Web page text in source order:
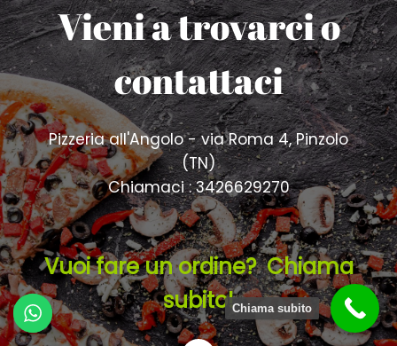
Vieni a trovarci o
contattaci
Pizzeria all'Angolo - via Roma 4, Pinzolo
(TN)
Chiamaci : 3426629270
Vuoi fare un ordine? Chiama
subito!Chiama subito